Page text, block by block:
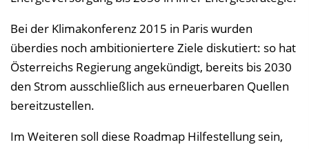
Bei der Klimakonferenz 2015 in Paris wurden
überdies noch ambitioniertere Ziele diskutiert: so hat
Österreichs Regierung angekündigt, bereits bis 2030
den Strom ausschließlich aus erneuerbaren Quellen
bereitzustellen.
Im Weiteren soll diese Roadmap Hilfestellung sein,